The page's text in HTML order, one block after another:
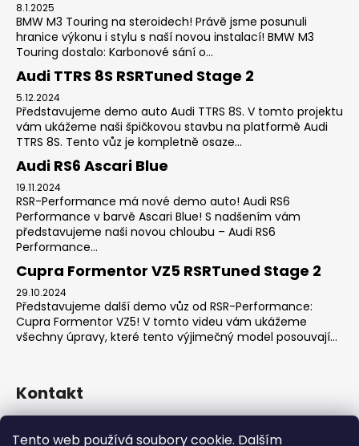
Tento web používá soubory cookie. Dalším
8.1.2025
BMW M3 Touring na steroidech! Právě jsme posunuli
hranice výkonu i stylu s naší novou instalací! BMW M3
Touring dostalo: Karbonové sání o...
Audi TTRS 8S RSRTuned Stage 2
5.12.2024
Představujeme demo auto Audi TTRS 8S. V tomto projektu
vám ukážeme naši špičkovou stavbu na platformě Audi
TTRS 8S. Tento vůz je kompletně osaze...
Audi RS6 Ascari Blue
19.11.2024
RSR-Performance má nové demo auto! Audi RS6
Performance v barvě Ascari Blue! S nadšením vám
představujeme naši novou chloubu – Audi RS6
Performance...
Cupra Formentor VZ5 RSRTuned Stage 2
29.10.2024
Představujeme další demo vůz od RSR-Performance:
Cupra Formentor VZ5! V tomto videu vám ukážeme
všechny úpravy, které tento výjimečný model posouvají...
Kontakt